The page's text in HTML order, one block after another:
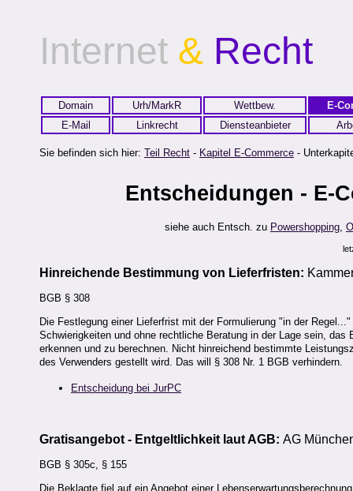
Internet & Recht
Domain Urh/MarkR Wettbew.
E-
E-Mail
Linkrecht Diensteanbieter
Sie befinden sich hier: Teil Recht - Kapitel E-Commerce -
Entscheidungen - E-
siehe auch Entsch. zu Powershopping,
Hinreichende Bestimmung von Lieferfristen:
BGB § 308
Die Festlegung einer Lieferfrist mit der Formulierung "in der
Schwierigkeiten und ohne rechtliche Beratung in der Lage sein,
erkennen und zu berechnen. Nicht hinreichend bestimmte
des Verwenders gestellt wird. Das will § 308 Nr. 1 BGB verhindern.
Entscheidung bei JurPC
Gratisangebot - Entgeltlichkeit laut AGB: AG
BGB § 305c, § 155
Die Beklagte fiel auf ein Angebot einer